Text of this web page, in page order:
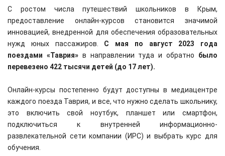
С ростом числа путешествий школьников в Крым,
предоставление онлайн-курсов становится значимой
инновацией, внедренной для обеспечения образовательных
нужд юных пассажиров. С мая по август 2023 года
поездами «Таврия» в направлении туда и обратно было
перевезено 422 тысячи детей (до 17 лет).
Онлайн-курсы постепенно будут доступны в медиацентре
каждого поезда Таврия, и все, что нужно сделать школьнику,
это включить свой ноутбук, планшет или смартфон,
подключиться к внутренней информационно-
развлекательной сети компании (ИРС) и выбрать курс для
обучения.